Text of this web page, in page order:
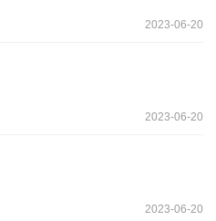
2023-06-20
2023-06-20
2023-06-20